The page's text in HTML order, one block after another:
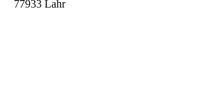
77933 Lahr